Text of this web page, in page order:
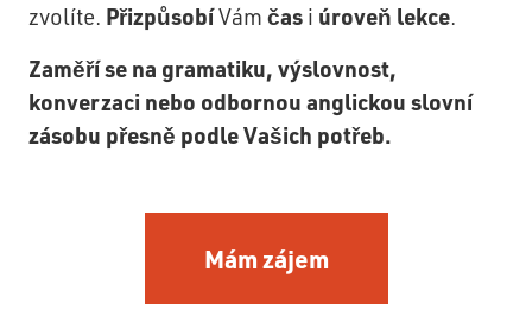
zvolíte. PřizpůsobíVám čas i úroveň lekce.
Zaměří se na gramatiku, výslovnost,
konverzaci nebo odbornou anglickou slovní
zásobu přesně podle Vašich potřeb.
Mám zájem